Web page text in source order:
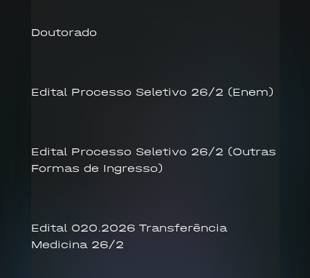
Doutorado
Edital Processo Seletivo 26/2 (Enem)
Edital Processo Seletivo 26/2 (Outras
Formas de Ingresso)
Edital 020.2026 Transferência
Medicina 26/2